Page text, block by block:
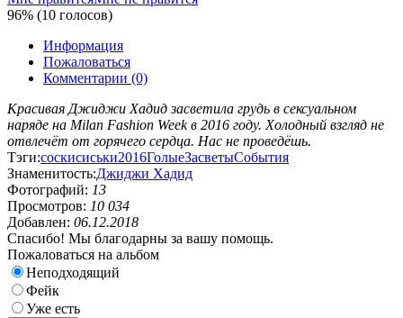
96% (10 голосов)
Информация
Пожаловаться
Комментарии (0)
Красивая Джиджи Хадид засветила грудь в сексуальном
наряде на Milan Fashion Week в 2016 году. Холодный взгляд не
отвлечёт от горячего сердца. Нас не проведёшь.
Тэги:соскисиськи2016ГолыеЗасветыСобытия
Знаменитость:Джиджи Хадид
Фотографий: 13
Просмотров: 10 034
Добавлен: 06.12.2018
Спасибо! Мы благодарны за вашу помощь.
Пожаловаться на альбом
Неподходящий
Фейк
Уже есть